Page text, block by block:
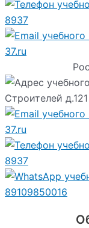
8937
37.ru
Строителей д.121
37.ru
8937
89109850016